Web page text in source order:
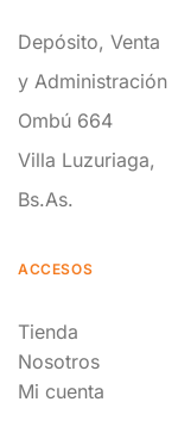
Depósito, Venta
y Administración
Ombú 664
Villa Luzuriaga,
Bs.As.
ACCESOS
Tienda
Nosotros
Mi cuenta